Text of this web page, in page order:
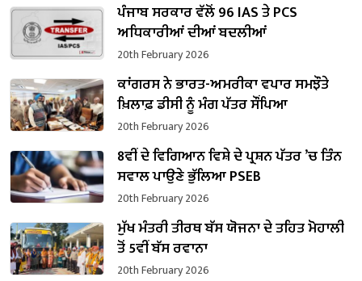
ਪੰਜਾਬ ਸਰਕਾਰ ਵੱਲੋਂ 96 IAS ਤੇ PCS
ਅਧਿਕਾਰੀਆਂ ਦੀਆਂ ਬਦਲੀਆਂ
20th February 2026
ਕਾਂਗਰਸ ਨੇ ਭਾਰਤ-ਅਮਰੀਕਾ ਵਪਾਰ ਸਮਝੌਤੇ
ਖ਼ਿਲਾਫ਼ ਡੀਸੀ ਨੂੰ ਮੰਗ ਪੱਤਰ ਸੌਂਪਿਆ
20th February 2026
8ਵੀਂ ਦੇ ਵਿਗਿਆਨ ਵਿਸ਼ੇ ਦੇ ਪ੍ਰਸ਼ਨ ਪੱਤਰ ’ਚ ਤਿੰਨ
ਸਵਾਲ ਪਾਉਣੇ ਭੁੱਲਿਆ PSEB
20th February 2026
ਮੁੱਖ ਮੰਤਰੀ ਤੀਰਥ ਬੱਸ ਯੋਜਨਾ ਦੇ ਤਹਿਤ ਮੋਹਾਲੀ
ਤੋਂ 5ਵੀਂ ਬੱਸ ਰਵਾਨਾ
20th February 2026